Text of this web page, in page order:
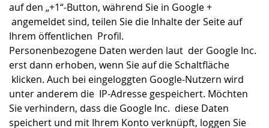
auf den „+1“-Button, während Sie in Google +
angemeldet sind, teilen Sie die Inhalte der Seite auf
Ihrem öffentlichen Profil.
Personenbezogene Daten werden laut der Google Inc.
erst dann erhoben, wenn Sie auf die Schaltfläche
klicken. Auch bei eingeloggten Google-Nutzern wird
unter anderem die IP-Adresse gespeichert. Möchten
Sie verhindern, dass die Google Inc. diese Daten
speichert und mit Ihrem Konto verknüpft, loggen Sie